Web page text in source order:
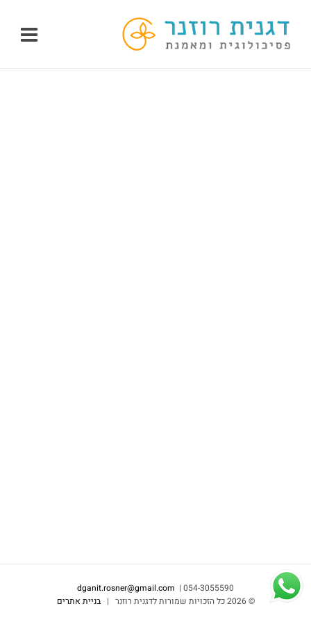
לתוכן
054-3055590 |
dganit.rosner@gmail.com
©2026 כל הזכויות שמורות לדגנית רוזנר | בניית אתרים